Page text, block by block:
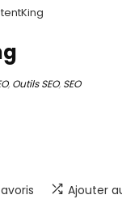
, Outils SEO, SEO
Ajouter